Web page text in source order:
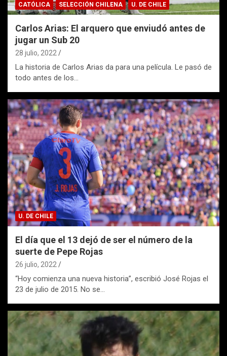
CATÓLICA SELECCIÓN CHILENA U. DE CHILE
Carlos Arias: El arquero que enviudó antes de
jugar un Sub 20
28 julio, 2022
La historia de Carlos Arias da para una película. Le pasó de
todo antes de los…
U. DE CHILE
El día que el 13 dejó de ser el número de la
suerte de Pepe Rojas
26 julio, 2022
“Hoy comienza una nueva historia”, escribió José Rojas el
23 de julio de 2015. No se…